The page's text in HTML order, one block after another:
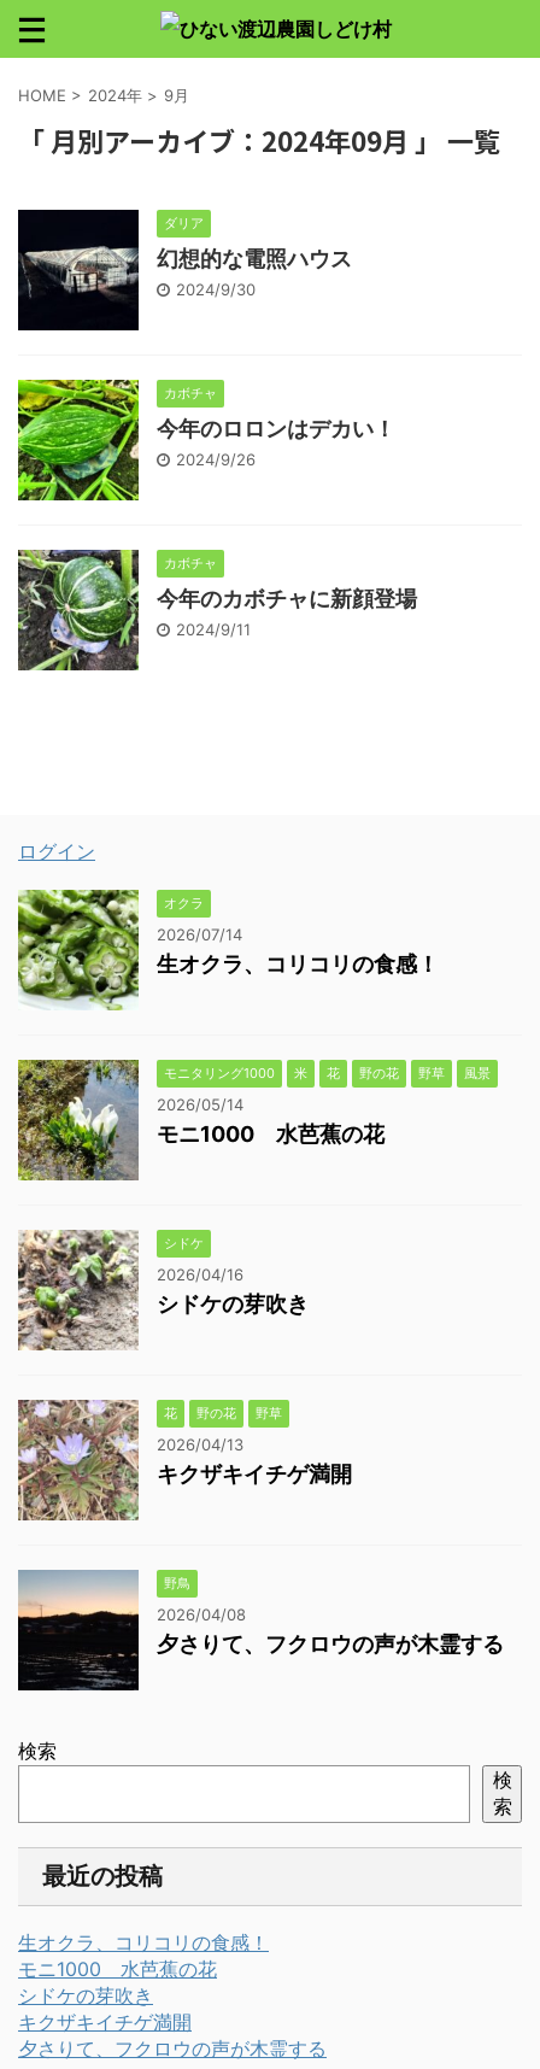
HOME > 2024年 > 9月
「 月別アーカイブ：2024年09月 」 一覧
ダリア
幻想的な電照ハウス
2024/9/30
カボチャ
今年のロロンはデカい！
2024/9/26
カボチャ
今年のカボチャに新顔登場
2024/9/11
ログイン
オクラ
2026/07/14
生オクラ、コリコリの食感！
モニタリング1000 米 花 野の花 野草 風景
2026/05/14
モニ1000 水芭蕉の花
シドケ
2026/04/16
シドケの芽吹き
花 野の花 野草
2026/04/13
キクザキイチゲ満開
野鳥
2026/04/08
夕さりて、フクロウの声が木霊する
検索
検
索
最近の投稿
生オクラ、コリコリの食感！
モニ1000 水芭蕉の花
シドケの芽吹き
キクザキイチゲ満開
夕さりて、フクロウの声が木霊する